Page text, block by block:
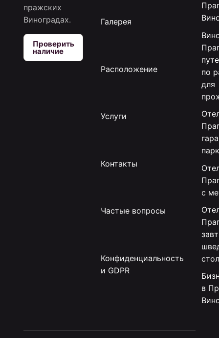
пражских
Виноградах.
Проверить
наличие
Галерея
Расположение
Услуги
Контакты
Частые вопросы
Конфиденциальность
и GDPR
по
для
с
в